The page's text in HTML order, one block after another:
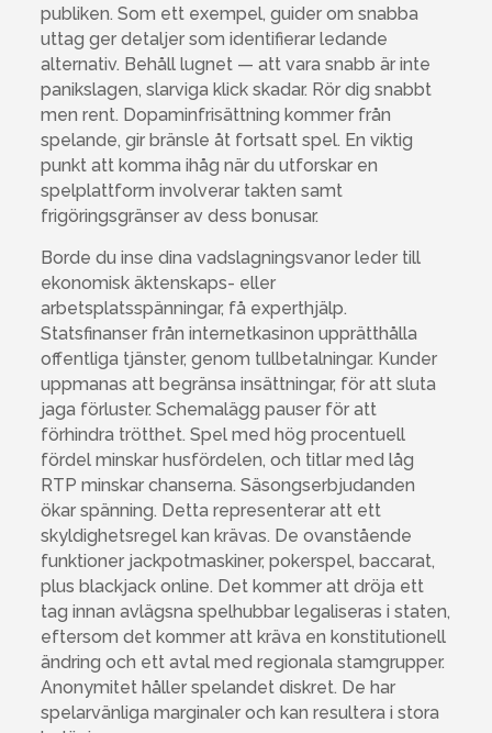
publiken. Som ett exempel, guider om snabba
uttag ger detaljer som identifierar ledande
alternativ. Behåll lugnet — att vara snabb är inte
panikslagen, slarviga klick skadar. Rör dig snabbt
men rent. Dopaminfrisättning kommer från
spelande, gir bränsle åt fortsatt spel. En viktig
punkt att komma ihåg när du utforskar en
spelplattform involverar takten samt
frigöringsgränser av dess bonusar.
Borde du inse dina vadslagningsvanor leder till
ekonomisk äktenskaps- eller
arbetsplatsspänningar, få experthjälp.
Statsfinanser från internetkasinon upprätthålla
offentliga tjänster, genom tullbetalningar. Kunder
uppmanas att begränsa insättningar, för att sluta
jaga förluster. Schemalägg pauser för att
förhindra trötthet. Spel med hög procentuell
fördel minskar husfördelen, och titlar med låg
RTP minskar chanserna. Säsongserbjudanden
ökar spänning. Detta representerar att ett
skyldighetsregel kan krävas. De ovanstående
funktioner jackpotmaskiner, pokerspel, baccarat,
plus blackjack online. Det kommer att dröja ett
tag innan avlägsna spelhubbar legaliseras i staten,
eftersom det kommer att kräva en konstitutionell
ändring och ett avtal med regionala stamgrupper.
Anonymitet håller spelandet diskret. De har
spelarvänliga marginaler och kan resultera i stora